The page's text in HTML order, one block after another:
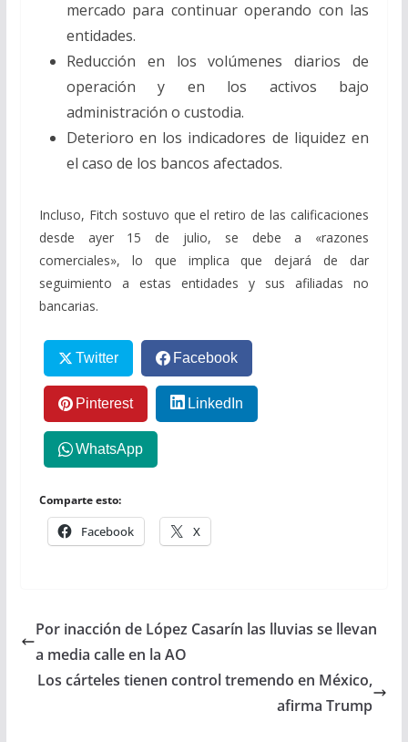
mercado para continuar operando con las
entidades.
Reducción en los volúmenes diarios de
operación y en los activos bajo
administración o custodia.
Deterioro en los indicadores de liquidez en
el caso de los bancos afectados.
Incluso, Fitch sostuvo que el retiro de las calificaciones
desde ayer 15 de julio, se debe a «razones
comerciales», lo que implica que dejará de dar
seguimiento a estas entidades y sus afiliadas no
bancarias.
Twitter Facebook
Pinterest LinkedIn
WhatsApp
Comparte esto:
Facebook X
Por inacción de López Casarín las lluvias se llevan
a media calle en la AO
Los cárteles tienen control tremendo en México,
afirma Trump